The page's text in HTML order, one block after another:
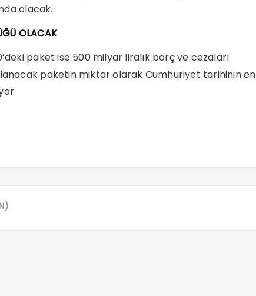
olacak.
OLACAK
paket ise 500 milyar liralık borç ve cezaları
paketin miktar olarak Cumhuriyet tarihinin en